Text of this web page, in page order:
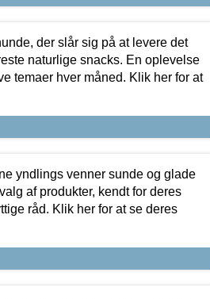
der slår sig på at levere det
naturlige snacks. En oplevelse
temaer hver måned. Klik her for at
yndlings venner sunde og glade
af produkter, kendt for deres
råd. Klik her for at se deres